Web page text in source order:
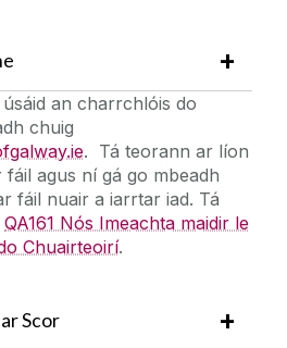
an charrchlóis do
chuig
. Tá teorann ar líon
agus ní gá go mbeadh
fáil nuair a iarrtar iad. Tá
QA161 Nós Imeachta maidir le
Chuairteoirí.
Scor